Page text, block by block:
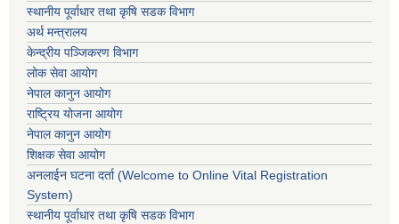
स्थानीय पूर्वाधार तथा कृषि सडक विभाग
अर्थ मन्त्रालय
केन्द्रीय पञ्जिकरण विभाग
लोक सेवा आयोग
नेपाल कानुन आयोग
राष्ट्रिय योजना आयोग
नेपाल कानुन आयोग
शिक्षक सेवा आयोग
अनलाईन घटना दर्ता (Welcome to Online Vital Registration
System)
स्थानीय पूर्वाधार तथा कृषि सडक विभाग